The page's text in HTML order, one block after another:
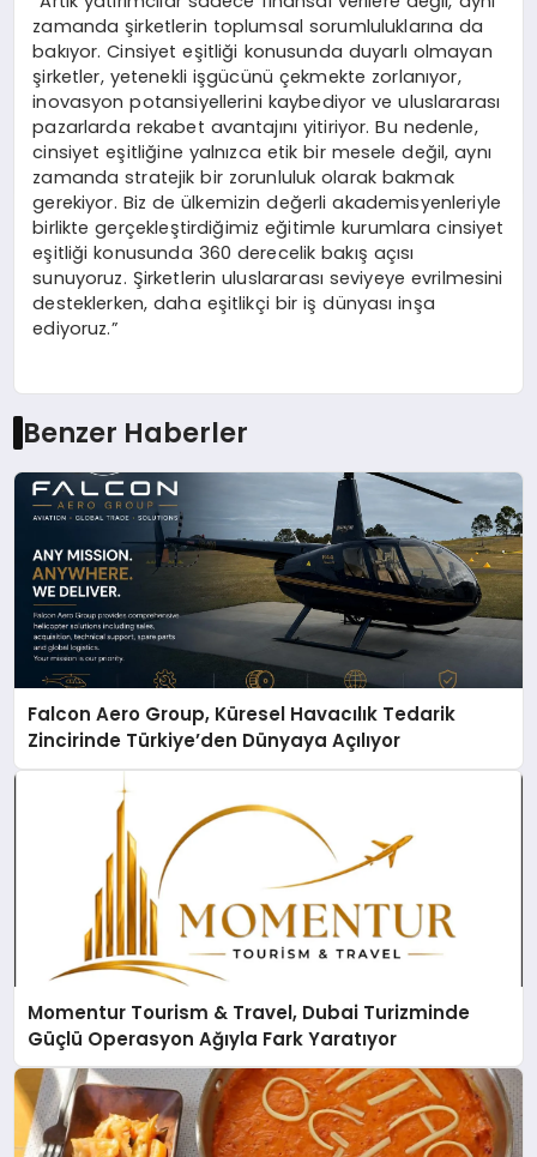
zamanda şirketlerin toplumsal sorumluluklarına da
bakıyor. Cinsiyet eşitliği konusunda duyarlı olmayan
şirketler, yetenekli işgücünü çekmekte zorlanıyor,
inovasyon potansiyellerini kaybediyor ve uluslararası
pazarlarda rekabet avantajını yitiriyor. Bu nedenle,
cinsiyet eşitliğine yalnızca etik bir mesele değil, aynı
zamanda stratejik bir zorunluluk olarak bakmak
gerekiyor. Biz de ülkemizin değerli akademisyenleriyle
birlikte gerçekleştirdiğimiz eğitimle kurumlara cinsiyet
eşitliği konusunda 360 derecelik bakış açısı
sunuyoruz. Şirketlerin uluslararası seviyeye evrilmesini
desteklerken, daha eşitlikçi bir iş dünyası inşa
ediyoruz.”
Benzer Haberler
Falcon Aero Group, Küresel Havacılık Tedarik
Zincirinde Türkiye’den Dünyaya Açılıyor
Momentur Tourism & Travel, Dubai Turizminde
Güçlü Operasyon Ağıyla Fark Yaratıyor